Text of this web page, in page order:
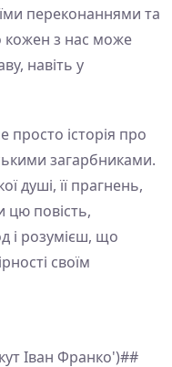
переконаннями та
кожен з нас може
навіть у
просто історія про
загарбниками.
душі, її прагнень,
цю повість,
і розумієш, що
своїм
Іван Франко')##